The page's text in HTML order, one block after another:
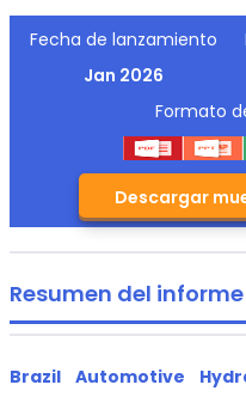
Fecha de lanzamiento
Jan 2026
Formato
Descargar
Resumen del informe
Brazil Automotive